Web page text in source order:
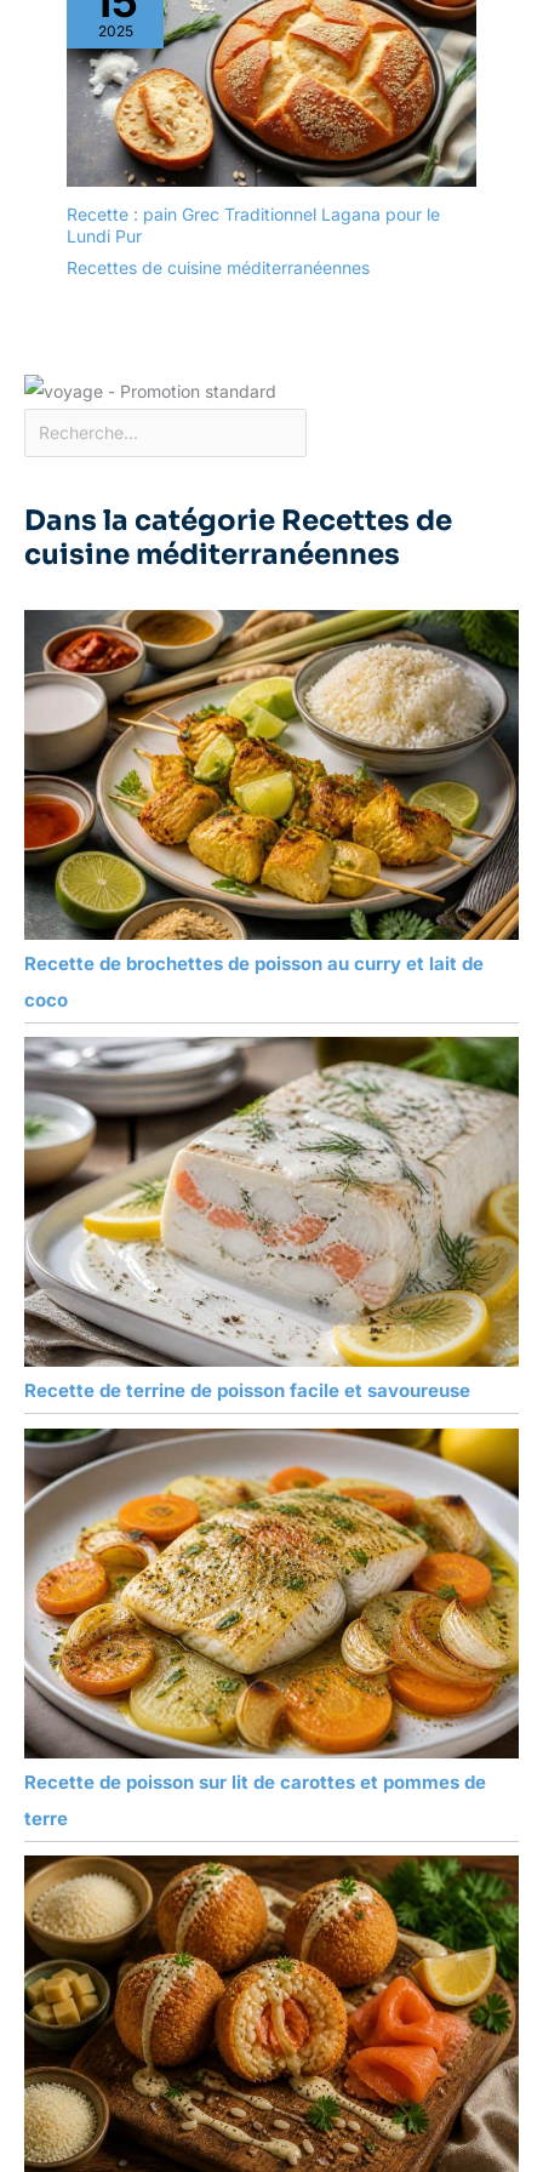
les fêtes, les restaurants
et beaucoup d'autres
occasions. Veuillez noter
: si le produit est
endommagé à la
réception, vous pouvez
trouver un service client
2025
Recette : pain Grec Traditionnel Lagana pour le
Lundi Pur
Recettes de cuisine méditerranéennes
Dans la catégorie Recettes de
cuisine méditerranéennes
Recette de brochettes de poisson au curry et lait de
coco
Recette de terrine de poisson facile et savoureuse
Recette de poisson sur lit de carottes et pommes de
terre